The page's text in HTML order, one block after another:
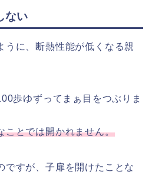
ない
に、断熱性能が低くなる親
歩ゆずってまぁ目をつぶりま
ことでは開かれません。
ですが、子扉を開けたことな